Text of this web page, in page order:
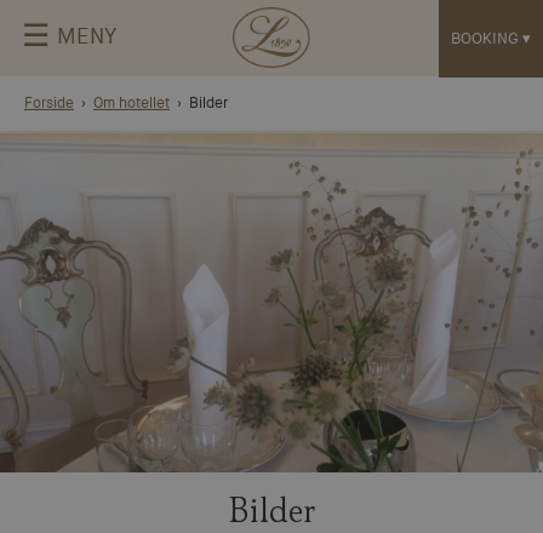
☰ MENY BOOKING ▾
Forside Om hotellet Bilder
Bilder